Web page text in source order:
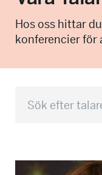
Hos oss hittar
konferencier för